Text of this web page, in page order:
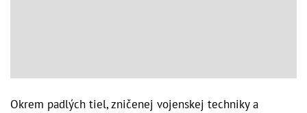
Okrem padlých tiel, zničenej vojenskej techniky a